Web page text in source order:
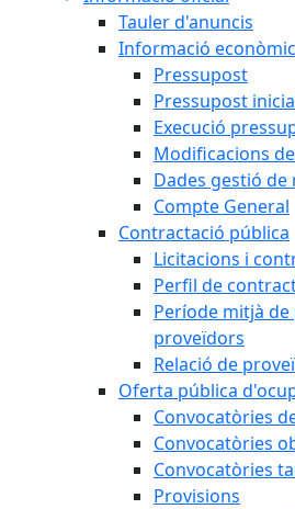
Tauler d'anuncis
Informació
Pressupost
Pressupost
Execució
Modificacions
Dades gestió
Compte General
Contractació pública
Licitacions i
Perfil de
Període mitjà
proveïdors
Relació de
Oferta pública
Convocatòries
Convocatòries
Convocatòries
Provisions